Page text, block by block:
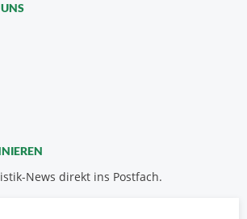
News direkt ins Postfach.